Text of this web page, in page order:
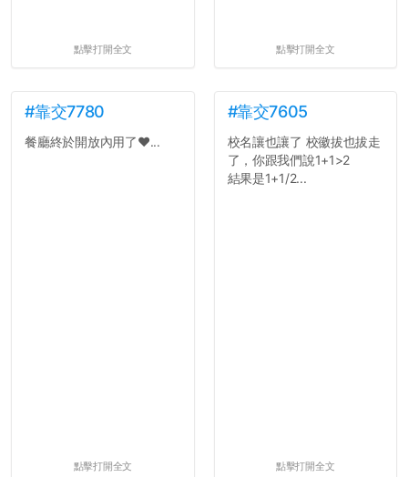
點擊打開全文 點擊打開全文
#靠交7780
餐廳終於開放內用了❤️...
點擊打開全文
#靠交7605
校名讓也讓了 校徽拔也拔走
了，你跟我們說1+1>2
結果是1+1/2...
點擊打開全文